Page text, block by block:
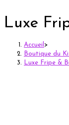
Luxe
Accueil >
Boutique du
Luxe Fripe &